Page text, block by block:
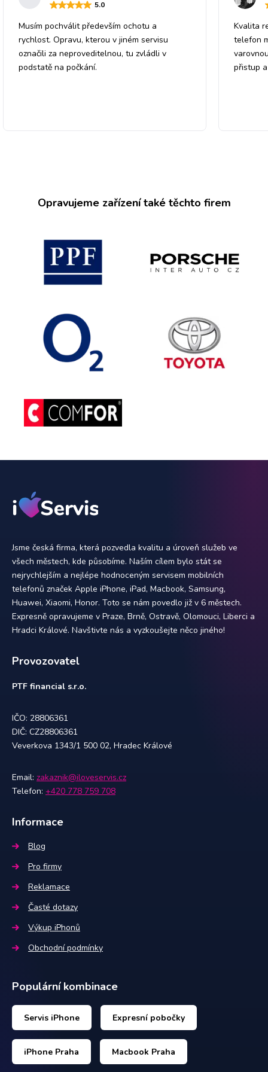
5.0
Musím pochválit především ochotu a
rychlost. Opravu, kterou v jiném servisu
označili za neproveditelnou, tu zvládli v
podstatě na počkání.
Kvalita
telefon
přistup
Opravujeme zařízení také těchto firem
Jsme česká firma, která pozvedla kvalitu a úroveň služeb ve
všech městech, kde působíme. Naším cílem bylo stát se
nejrychlejším a nejlépe hodnoceným servisem mobilních
telefonů značek Apple iPhone, iPad, Macbook, Samsung,
Huawei, Xiaomi, Honor. Toto se nám povedlo již v 6 městech.
Expresně opravujeme v Praze, Brně, Ostravě, Olomouci, Liberci a
Hradci Králové. Navštivte nás a vyzkoušejte něco jiného!
Provozovatel
PTF financial s.r.o.
IČO: 28806361
DIČ: CZ28806361
Veverkova 1343/1 500 02, Hradec Králové
Email: zakaznik@iloveservis.cz
Telefon: +420 778 759 708
Informace
Blog
Pro firmy
Reklamace
Časté dotazy
Výkup iPhonů
Obchodní podmínky
Populární kombinace
Servis iPhone Expresní pobočky
iPhone Praha Macbook Praha